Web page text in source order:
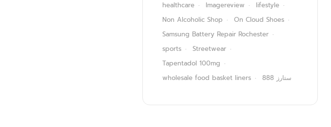
healthcare
Imagereview
lifestyle
Non Alcoholic Shop
On Cloud Shoes
Samsung Battery Repair Rochester
sports
Streetwear
Tapentadol 100mg
wholesale food basket liners
ستارز 888